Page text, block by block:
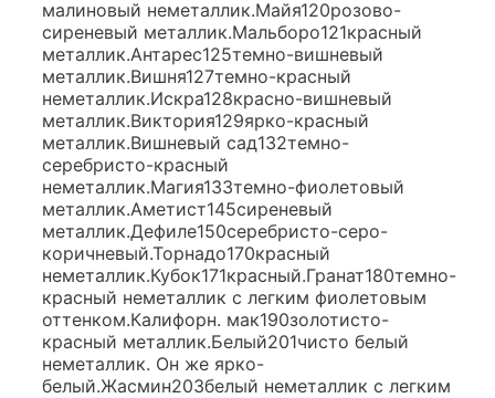
малиновый неметаллик.Майя120розово-
сиреневый металлик.Мальборо121красный
металлик.Антарес125темно-вишневый
металлик.Вишня127темно-красный
неметаллик.Искра128красно-вишневый
металлик.Виктория129ярко-красный
металлик.Вишневый сад132темно-
серебристо-красный
неметаллик.Магия133темно-фиолетовый
металлик.Аметист145сиреневый
металлик.Дефиле150серебристо-серо-
коричневый.Торнадо170красный
неметаллик.Кубок171красный.Гранат180темно-
красный неметаллик с легким фиолетовым
оттенком.Калифорн. мак190золотисто-
красный металлик.Белый201чисто белый
неметаллик. Он же ярко-
белый.Жасмин203белый неметаллик с легким